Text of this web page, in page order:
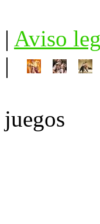
| Aviso
|
juegos